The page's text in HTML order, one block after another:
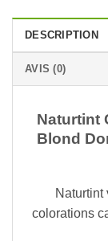
DESCRIPTION
AVIS (0)
Naturtint
Blond
Naturtint
colorations